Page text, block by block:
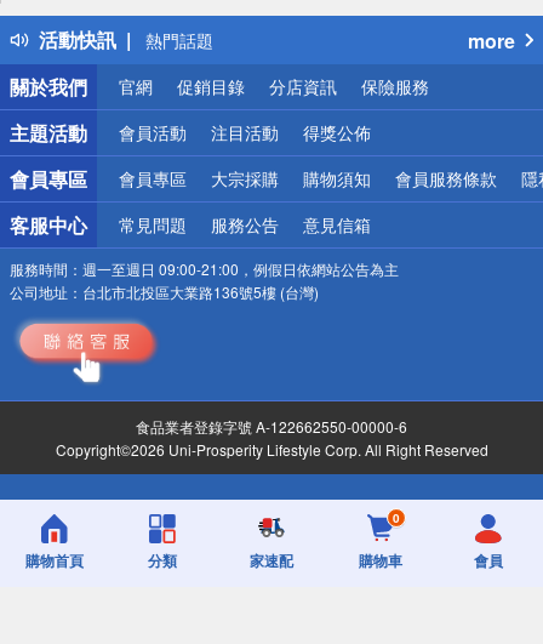
活動快訊
得獎公告
熱門話題
銀行優惠
偏遠地區配送
詐騙網頁！請小心！
more
關於我們
官網 促銷目錄 分店資訊 保險服務
主題活動 會員活動 注目活動 得獎公佈
會員專區 會員專區 大宗採購 購物須知 會員服務條款 隱
客服中心 常見問題 服務公告 意見信箱
服務時間： 週一至週日 09:00-21:00，例假日依網站公告為主
公司地址： 台北市北投區大業路136號5樓 (台灣)
食品業者登錄字號 A-122662550-00000-6
Copyright©2026 Uni-Prosperity Lifestyle Corp. All Right Reserved
購物首頁 分類 家速配
0
購物車 會員